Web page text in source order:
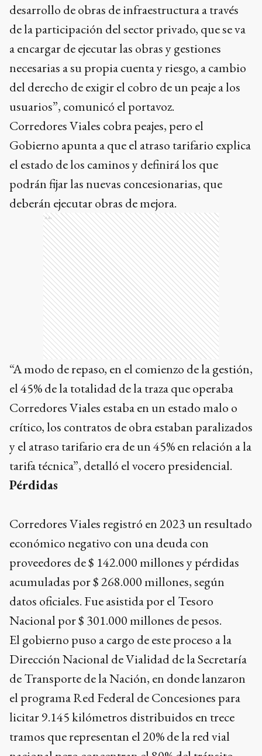
desarrollo de obras de infraestructura a través
de la participación del sector privado, que se va
a encargar de ejecutar las obras y gestiones
necesarias a su propia cuenta y riesgo, a cambio
del derecho de exigir el cobro de un peaje a los
usuarios”, comunicó el portavoz.
Corredores Viales cobra peajes, pero el
Gobierno apunta a que el atraso tarifario explica
el estado de los caminos y definirá los que
podrán fijar las nuevas concesionarias, que
deberán ejecutar obras de mejora.
Ads
“A modo de repaso, en el comienzo de la gestión,
el 45% de la totalidad de la traza que operaba
Corredores Viales estaba en un estado malo o
crítico, los contratos de obra estaban paralizados
y el atraso tarifario era de un 45% en relación a la
tarifa técnica”, detalló el vocero presidencial.
Pérdidas
Corredores Viales registró en 2023 un resultado
económico negativo con una deuda con
proveedores de $ 142.000 millones y pérdidas
acumuladas por $ 268.000 millones, según
datos oficiales. Fue asistida por el Tesoro
Nacional por $ 301.000 millones de pesos.
El gobierno puso a cargo de este proceso a la
Dirección Nacional de Vialidad de la Secretaría
de Transporte de la Nación, en donde lanzaron
el programa Red Federal de Concesiones para
licitar 9.145 kilómetros distribuidos en trece
tramos que representan el 20% de la red vial